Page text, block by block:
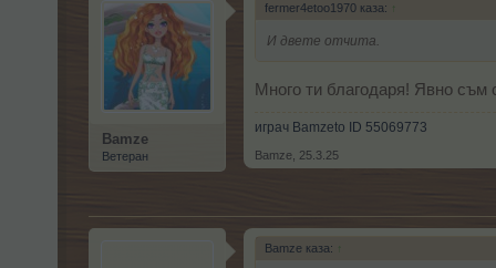
Bamze
Ветеран
fermer4etoo1970 каза: ↑
И двете отчита.
Много ти благодаря! Явно съм
играч Bamzeto ID 55069773
Bamze 25.3.25
Bamze каза: ↑